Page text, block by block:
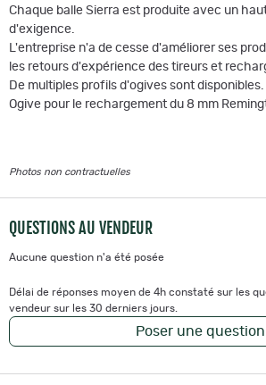
Chaque balle Sierra est produite avec un
d'exigence.
L'entreprise n'a de cesse d'améliorer ses
les retours d'expérience des tireurs et
De multiples profils d'ogives sont disponibles.
Ogive pour le rechargement du 8 mm
Photos non contractuelles
QUESTIONS AU VENDEUR
Aucune question n'a été posée
Délai de réponses moyen de 4h constaté sur les
vendeur sur les 30 derniers jours.
Poser une question